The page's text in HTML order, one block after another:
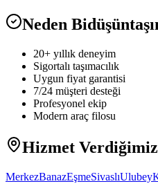
Neden
20+ yıllık deneyim
Sigortalı taşımacılık
Uygun fiyat garantisi
7/24 müşteri desteği
Profesyonel ekip
Modern araç filosu
Hizmet
MerkezBanazEşmeSivaslıUlubey